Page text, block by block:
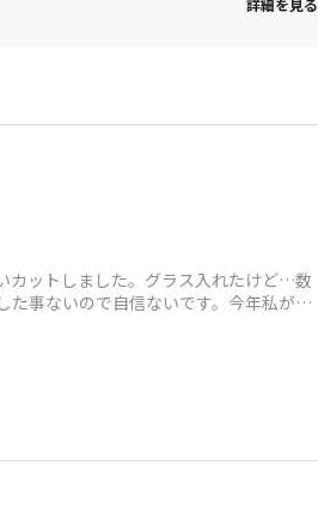
カットしました。グラス入れたけど…数
事ないので自信ないです。今年私がこ